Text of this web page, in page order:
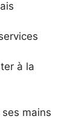
à la
mains